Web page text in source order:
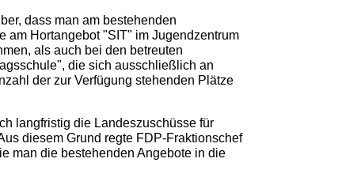
dass man am bestehenden
am Hortangebot "SIT" im Jugendzentrum
als auch bei den betreuten
die sich ausschließlich an
der zur Verfügung stehenden Plätze
langfristig die Landeszuschüsse für
diesem Grund regte FDP-Fraktionschef
man die bestehenden Angebote in die